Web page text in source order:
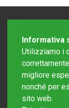
Informativa
Utilizziamo i
migliore
nonché per
sito web.